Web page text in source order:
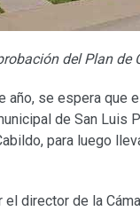
del Plan
año, se espera que
de San Luis
para luego
director de la